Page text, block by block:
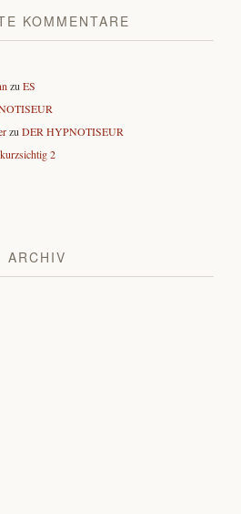
KOMMENTARE
zu ES
zu DER HYPNOTISEUR
2
ARCHIV